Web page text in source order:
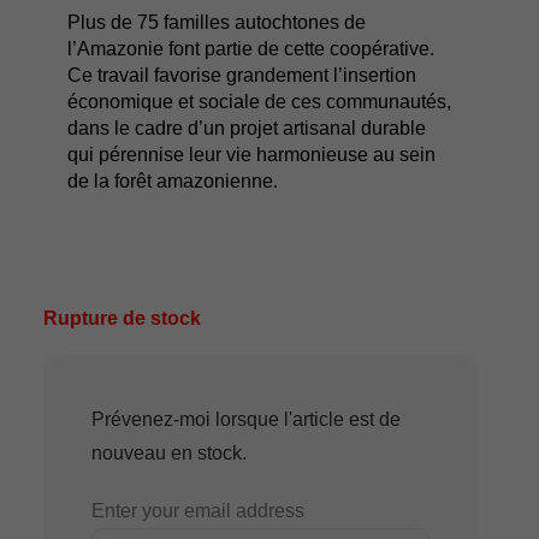
Plus de 75 familles autochtones de
l’Amazonie font partie de cette coopérative.
Ce travail favorise grandement l’insertion
économique et sociale de ces communautés,
dans le cadre d’un projet artisanal durable
qui pérennise leur vie harmonieuse au sein
de la forêt amazonienne.
Rupture de stock
Prévenez-moi lorsque l'article est de
nouveau en stock.
Enter your email address